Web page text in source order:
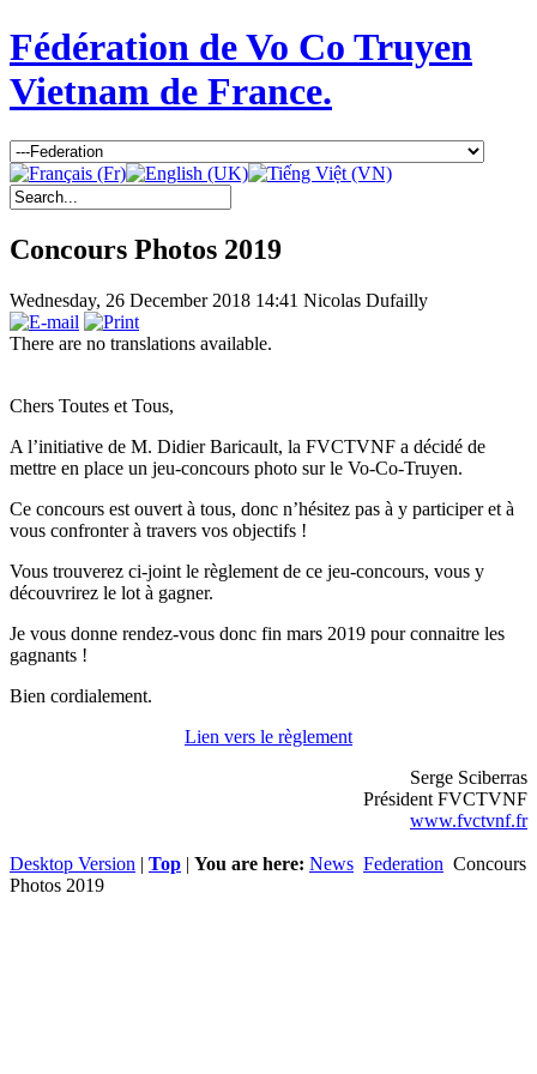
Fédération de Vo Co Truyen
Vietnam de France.
Concours Photos 2019
Wednesday, 26 December 2018 14:41 Nicolas Dufailly
There are no translations available.
Chers Toutes et Tous,
A l’initiative de M. Didier Baricault, la FVCTVNF a décidé de
mettre en place un jeu-concours photo sur le Vo-Co-Truyen.
Ce concours est ouvert à tous, donc n’hésitez pas à y participer et à
vous confronter à travers vos objectifs !
Vous trouverez ci-joint le règlement de ce jeu-concours, vous y
découvrirez le lot à gagner.
Je vous donne rendez-vous donc fin mars 2019 pour connaitre les
gagnants !
Bien cordialement.
Lien vers le règlement
Serge Sciberras
Président FVCTVNF
www.fvctvnf.fr
Desktop Version | Top | You are here: News Federation Concours
Photos 2019